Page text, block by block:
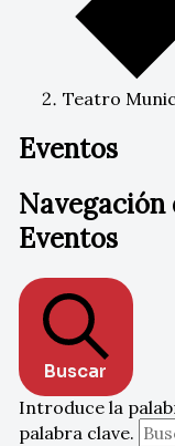
Teatro
Eventos
Navegación
Eventos
Buscar
Introduce la
palabra clave.